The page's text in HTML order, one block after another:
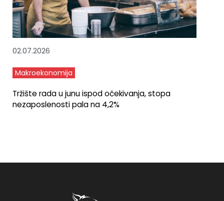
02.07.2026
Makroekonomija
Tržište rada u junu ispod očekivanja, stopa
nezaposlenosti pala na 4,2%